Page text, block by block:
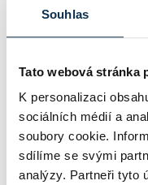
Souhlas
Tato webová stránka
K personalizaci
sociálních médií a
soubory cookie.
sdílíme se svými
analýzy. Partneři tyto